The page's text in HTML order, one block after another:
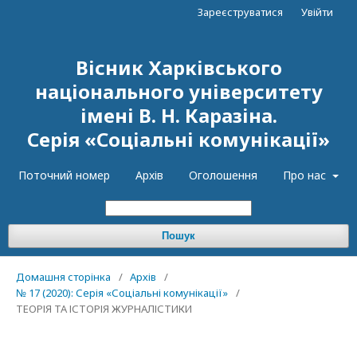
Вісник Харківського
національного університету
імені В. Н. Каразіна.
Серія «Соціальні комунікації»
Поточний номер Архів Оголошення Про нас
Пошук
Зареєструватися Увійти
Домашня сторінка / Архів
/
№ 17 (2020): Серія «Соціальні комунікації» /
ТЕОРІЯ ТА ІСТОРІЯ ЖУРНАЛІСТИКИ